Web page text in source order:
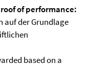
of performance:
auf der Grundlage
based on a